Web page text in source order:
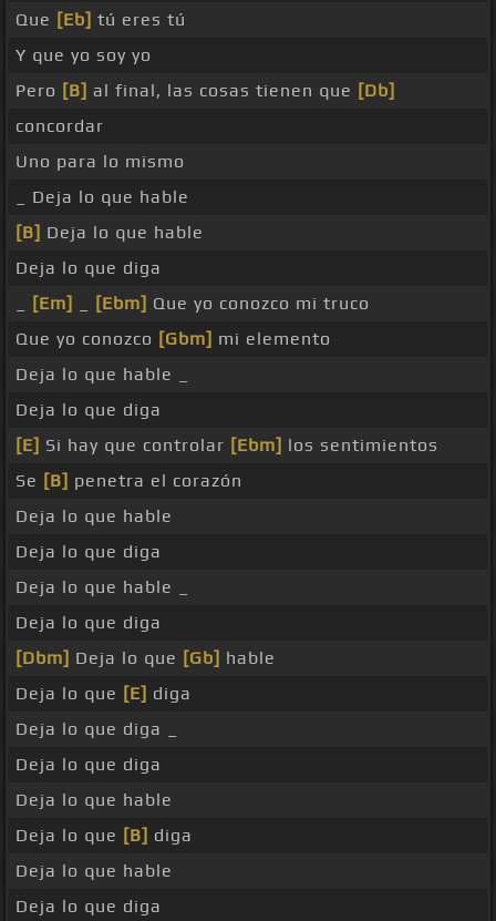
Que [Eb] tú eres tú
Y que yo soy yo
Pero [B] al final, las cosas tienen que [Db]
concordar
Uno para lo mismo
_ Deja lo que hable
[B] Deja lo que hable
Deja lo que diga
[Em] [Ebm] Que yo conozco mi truco
Que yo conozco [Gbm] mi elemento
Deja lo que hable _
Deja lo que diga
[E] Si hay que controlar [Ebm] los sentimientos
Se [B] penetra el corazón
Deja lo que hable
Deja lo que diga
Deja lo que hable _
Deja lo que diga
[Dbm] Deja lo que [Gb] hable
Deja lo que [E] diga
Deja lo que diga _
Deja lo que diga
Deja lo que hable
Deja lo que [B] diga
Deja lo que hable
Deja lo que diga